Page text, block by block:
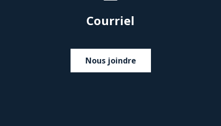
Courriel
Nous joindre